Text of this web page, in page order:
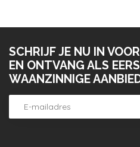
SCHRIJF JE NU IN
EN ONTVANG ALS
WAANZINNIGE